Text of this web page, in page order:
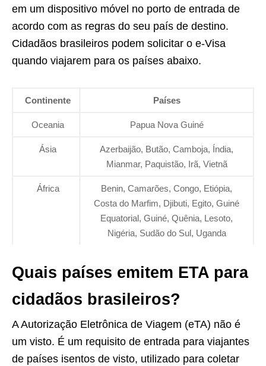
em um dispositivo móvel no porto de entrada de
acordo com as regras do seu país de destino.
Cidadãos brasileiros podem solicitar o e-Visa
quando viajarem para os países abaixo.
Continente Países
Oceania Papua Nova Guiné
Ásia
Azerbaijão, Butão, Camboja, Índia,
Mianmar, Paquistão, Irã, Vietnã
África
Benin, Camarões, Congo, Etiópia,
Costa do Marfim, Djibuti, Egito, Guiné
Equatorial, Guiné, Quênia, Lesoto,
Nigéria, Sudão do Sul, Uganda
Quais países emitem ETA para
cidadãos brasileiros?
A Autorização Eletrônica de Viagem (eTA) não é
um visto. É um requisito de entrada para viajantes
de países isentos de visto, utilizado para coletar